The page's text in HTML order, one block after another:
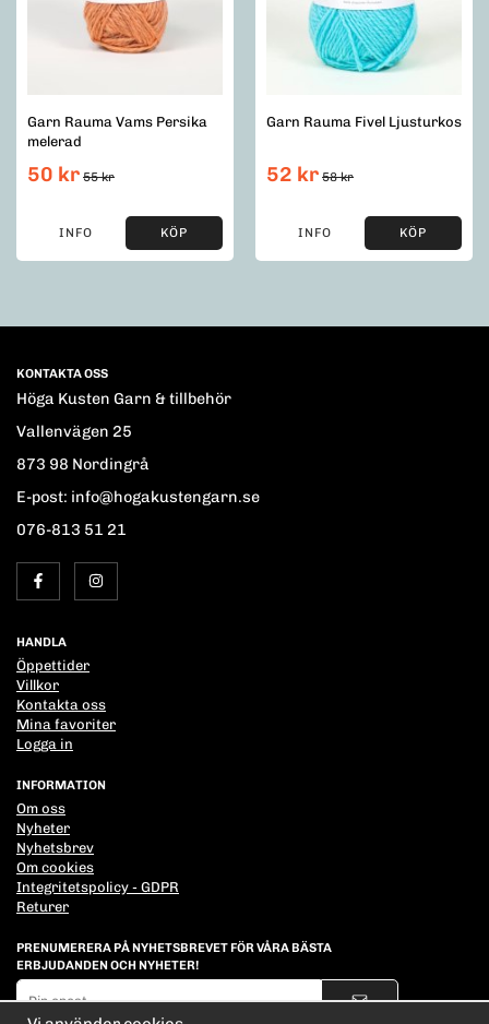
Garn Rauma Vams Persika
melerad
50 kr 55 kr
INFO KÖP
Garn Rauma Fivel Ljusturkos
52 kr 58 kr
INFO KÖP
KONTAKTA OSS
Höga Kusten Garn & tillbehör
Vallenvägen 25
873 98 Nordingrå
E-post: info@hogakustengarn.se
076-813 51 21
HANDLA
Öppettider
Villkor
Kontakta oss
Mina favoriter
Logga in
INFORMATION
Om oss
Nyheter
Nyhetsbrev
Om cookies
Integritetspolicy - GDPR
Returer
PRENUMERERA PÅ NYHETSBREVET FÖR VÅRA BÄSTA
ERBJUDANDEN OCH NYHETER!
E-